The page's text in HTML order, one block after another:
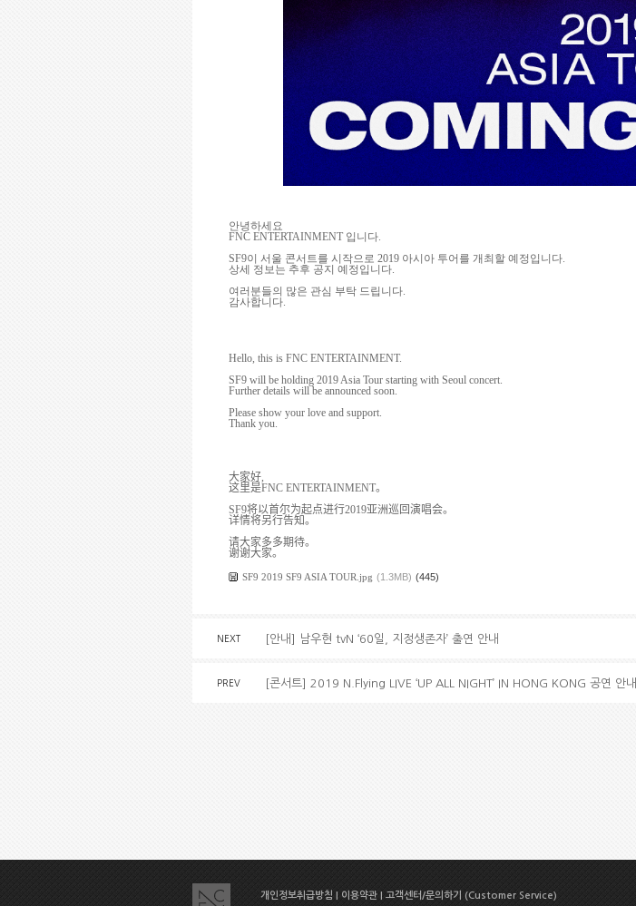
안녕하세요
FNC ENTERTAINMENT 입니다.
SF9이 서울 콘서트를 시작으로 2019 아시아 투어를 개최할 예정입니다.
상세 정보는 추후 공지 예정입니다.
여러분들의 많은 관심 부탁 드립니다.
감사합니다.
Hello, this is FNC ENTERTAINMENT.
SF9 will be holding 2019 Asia Tour starting with Seoul concert.
Further details will be announced soon.
Please show your love and support.
Thank you.
大家好,
这里是FNC ENTERTAINMENT。
SF9将以首尔为起点进行2019亚洲巡回演唱会。
详情将另行告知。
请大家多多期待。
谢谢大家。
SF9 2019 SF9 ASIA TOUR.jpg (1.3MB) (445)
NEXT [안내] 남우현 tvN ‘60일, 지정생존자’ 출연 안내
PREV [콘서트] 2019 N.Flying LIVE ‘UP ALL NIGHT’ IN HONG KONG 공연 안내
개인정보취급방침 이용약관 고객센터/문의하기 (Customer Service)